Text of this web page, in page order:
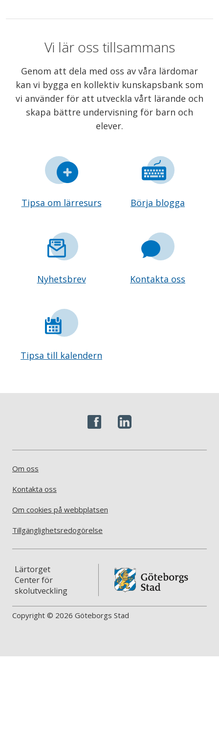
Vi lär oss tillsammans
Genom att dela med oss av våra lärdomar
kan vi bygga en kollektiv kunskapsbank som
vi använder för att utveckla vårt lärande och
skapa bättre undervisning för barn och
elever.
Tipsa om lärresurs Börja blogga
Nyhetsbrev Kontakta oss
Tipsa till kalendern
Om oss
Kontakta oss
Om cookies på webbplatsen
Tillgänglighetsredogörelse
Lärtorget
Center för
skolutveckling
Copyright © 2026 Göteborgs Stad